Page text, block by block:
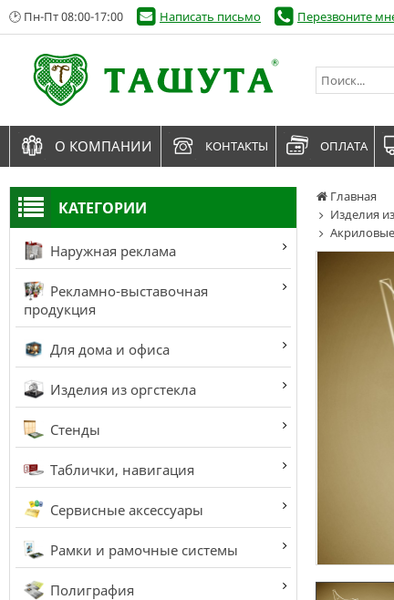
КАТЕГОРИИ
Наружная реклама
Рекламно-выставочная
продукция
Для дома и офиса
Изделия из оргстекла
Стенды
Таблички, навигация
Сервисные аксессуары
Рамки и рамочные системы
Полиграфия
Главная
Изделия
🕑 Пн-Пт 08:00-17:00 Написать письмо Перезвоните
О КОМПАНИИ КОНТАКТЫ ОПЛАТА